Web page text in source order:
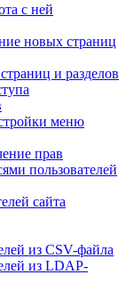
с ней
новых страниц
и разделов
меню
прав
пользователей
сайта
из CSV-файла
из LDAP-